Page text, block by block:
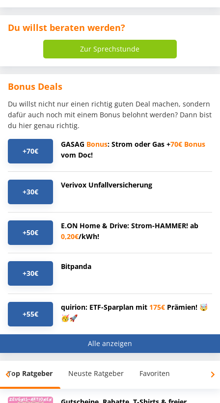
Du willst beraten werden?
Zur Sprechstunde
Bonus Deals
Du willst nicht nur einen richtig guten Deal machen, sondern
dafür auch noch mit einem Bonus belohnt werden? Dann bist
du hier genau richtig.
+70€
GASAG Bonus: Strom oder Gas +70€ Bonus
vom Doc!
+30€
Verivox Unfallversicherung
+50€
E.ON Home & Drive: Strom-HAMMER! ab
0,20€/kWh!
+30€
Bitpanda
+55€
quirion: ETF-Sparplan mit 175€ Prämien! 🤯
🥳🚀
Alle anzeigen
Top Ratgeber Neuste Ratgeber Favoriten